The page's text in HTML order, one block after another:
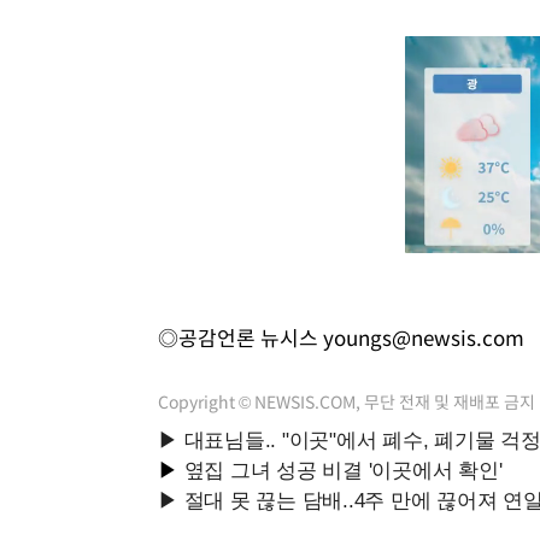
◎공감언론 뉴시스 youngs@newsis.com
Copyright © NEWSIS.COM, 무단 전재 및 재배포 금지